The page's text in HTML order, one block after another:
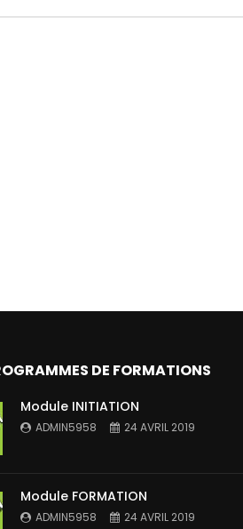
DE FORMATIONS
Module INITIATION
ADMIN5958 24 AVRIL 2019
Module FORMATION
ADMIN5958 24 AVRIL 2019